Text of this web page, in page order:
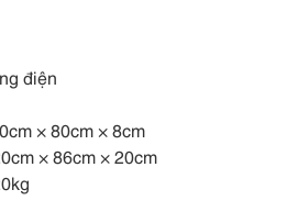
điện
× 80cm × 8cm
× 86cm × 20cm